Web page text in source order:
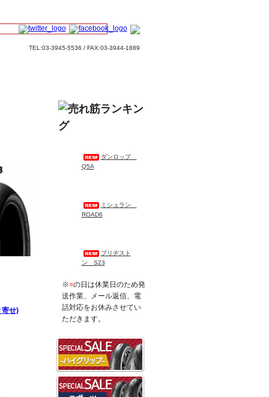
TEL:03-3945-5536 / FAX:03-3944-1889
せ)
ダンロップ
Q5A
ミシュラン
ROAD6
ブリヂスト
ン S23
※■の日は休業日のため発
送作業、メール返信、電
話対応をお休みさせてい
ただきます。